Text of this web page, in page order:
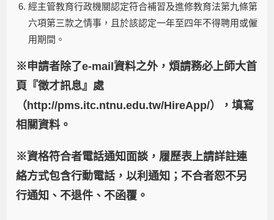
經主管教育行政機關認定符合補習及進修教育法第九條第
六項第三款之情事，且於該認定一年至四年不得聘用或僱
用期間。
※申請者除了e-mail資料之外，煩請務必上師大首
頁『徵才訊息』處
（http://pms.itc.ntnu.edu.tw/HireApp/），填寫
相關資料。
※資格符合者電話通知面談，履歷表上請詳註連
絡方式包含行動電話，以利通知；不合者恕不另
行通知、不退件、不函覆。